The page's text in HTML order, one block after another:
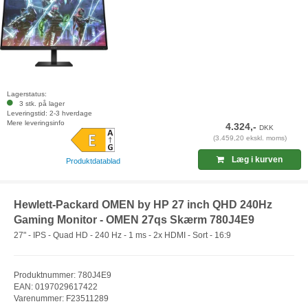
Lagerstatus:
3 stk. på lager
Leveringstid: 2-3 hverdage
Mere leveringsinfo
Produktdatablad
4.324,-DKK
(3.459,20 ekskl. moms)
Læg i kurven
Hewlett-Packard OMEN by HP 27 inch QHD 240Hz
Gaming Monitor - OMEN 27qs Skærm 780J4E9
27" - IPS - Quad HD - 240 Hz - 1 ms - 2x HDMI - Sort - 16:9
Produktnummer: 780J4E9
EAN: 0197029617422
Varenummer: F23511289